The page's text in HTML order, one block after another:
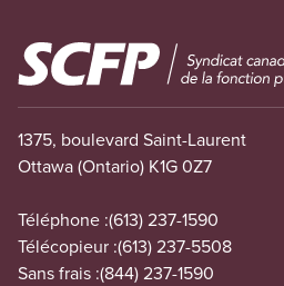
Image
1375, boulevard Saint-Laurent
Ottawa (Ontario) K1G 0Z7
Téléphone :(613) 237-1590
Télécopieur :(613) 237-5508
Sans frais :(844) 237-1590